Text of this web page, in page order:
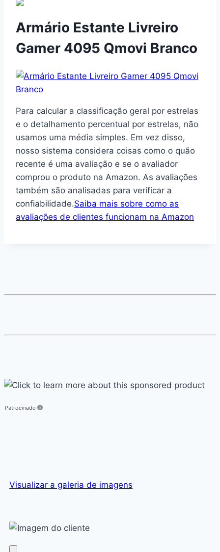
Armário Estante Livreiro
Gamer 4095 Qmovi Branco
Para calcular a classificação geral por estrelas
e o detalhamento percentual por estrelas, não
usamos uma média simples. Em vez disso,
nosso sistema considera coisas como o quão
recente é uma avaliação e se o avaliador
comprou o produto na Amazon. As avaliações
também são analisadas para verificar a
confiabilidade.Saiba mais sobre como as
avaliações de clientes funcionam na Amazon
Click
learn
Patrocinado
Visualizar a galeria de imagens